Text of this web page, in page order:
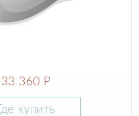
33 360 Р
Где купить